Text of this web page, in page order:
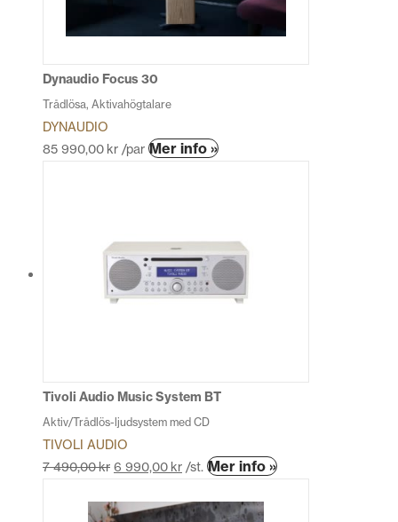
kan
Dynaudio Focus 30
Trådlösa, Aktivahögtalare
DYNAUDIO
85 990,00 kr /par Mer info »Den
varianter.
olika
produktsidan
Tivoli Audio Music System BT
Aktiv/Trådlös-ljudsystem med CD
TIVOLI AUDIO
7 490,00kr 6 990,00 kr /st. Mer info »Den